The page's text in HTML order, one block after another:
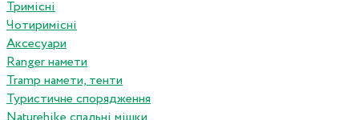
Тримісні
Чотиримісні
Аксесуари
Ranger намети
Tramp намети, тенти
Туристичне спорядження